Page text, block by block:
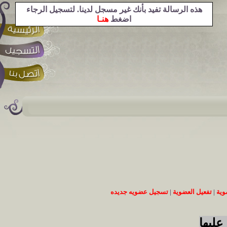
|تفعيل العضوية |تسجيل عضويه جديده
هذه الرسالة تفيد بأنك غير مسجل لدينا. لتسجيل الرجاء
اضغط هنـا